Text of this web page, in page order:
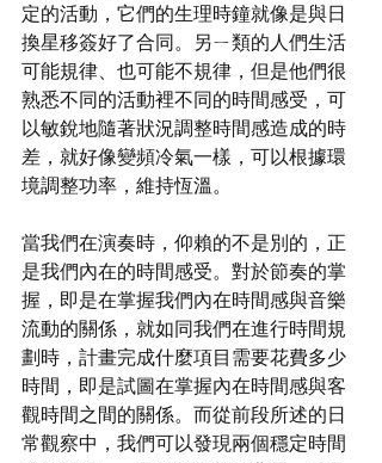
定的活動，它們的生理時鐘就像是與日
換星移簽好了合同。另ㄧ類的人們生活
可能規律、也可能不規律，但是他們很
熟悉不同的活動裡不同的時間感受，可
以敏銳地隨著狀況調整時間感造成的時
差，就好像變頻冷氣一樣，可以根據環
境調整功率，維持恆溫。
當我們在演奏時，仰賴的不是別的，正
是我們內在的時間感受。對於節奏的掌
握，即是在掌握我們內在時間感與音樂
流動的關係，就如同我們在進行時間規
劃時，計畫完成什麼項目需要花費多少
時間，即是試圖在掌握內在時間感與客
觀時間之間的關係。而從前段所述的日
常觀察中，我們可以發現兩個穩定時間